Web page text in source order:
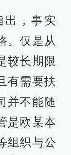
出，事实
。仅是从
较长期限
有需要扶
并不能随
是欧某本
组织与公